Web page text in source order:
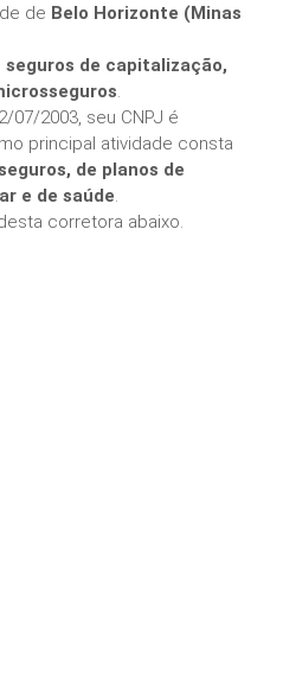
de Belo Horizonte (Minas
seguros de capitalização,
.
07/2003, seu CNPJ é
principal atividade consta
de planos de
e de saúde.
corretora abaixo.